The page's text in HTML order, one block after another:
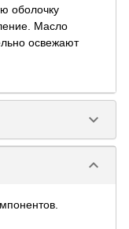
оболочку
Масло
освежают
keyboard_arrow_down
keyboard_arrow_down